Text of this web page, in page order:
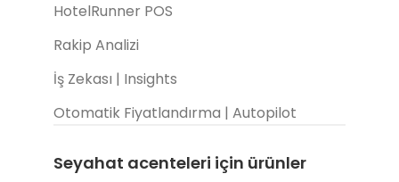
HotelRunner POS
Rakip Analizi
İş Zekası | Insights
Otomatik Fiyatlandırma | Autopilot
Seyahat acenteleri için ürünler